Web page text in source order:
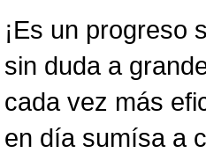
¡Es un progreso
sin duda a
cada vez más
en día sumísa a